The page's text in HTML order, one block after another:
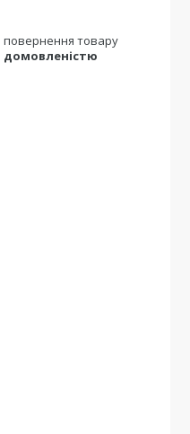
повернення товару
домовленістю